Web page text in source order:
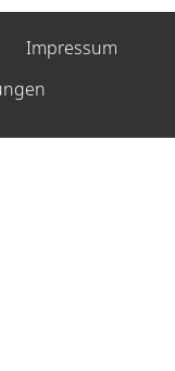
Impressum